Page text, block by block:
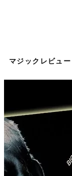
マジックレビュ